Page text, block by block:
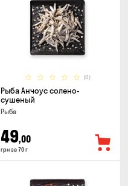
(0)
Рыба Анчоус солено-
сушеный
Рыба
49,00
грн за 70 г